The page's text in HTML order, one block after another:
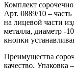
Комплект
Арт. 0889/10 –
на лицевой части
металла, диаметр -
кнопки
Преимущества
качество. Упаковка